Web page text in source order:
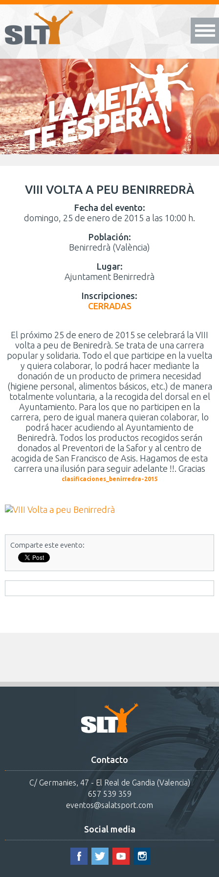
VIII VOLTA A PEU BENIRREDRÀ
Fecha del evento:
domingo, 25 de enero de 2015 a las 10:00 h.
Población:
Benirredrà (València)
Lugar:
Ajuntament Benirredrà
Inscripciones:
CERRADAS
El próximo 25 de enero de 2015 se celebrará la VIII
volta a peu de Beniredrà. Se trata de una carrera
popular y solidaria. Todo el que participe en la vuelta
y quiera colaborar, lo podrá hacer mediante la
donación de un producto de primera necesidad
(higiene personal, alimentos básicos, etc.) de manera
totalmente voluntaria, a la recogida del dorsal en el
Ayuntamiento. Para los que no participen en la
carrera, pero de igual manera quieran colaborar, lo
podrá hacer acudiendo al Ayuntamiento de
Beniredrà. Todos los productos recogidos serán
donados al Preventori de la Safor y al centro de
acogida de San Francisco de Asis. Hagamos de esta
carrera una ilusión para seguir adelante !!. Gracias
clasificaciones_benirredra-2015
Comparte este evento:
Contacto
C/ Germanies, 47 - El Real de Gandia (Valencia)
657 539 359
eventos@salatsport.com
Social media